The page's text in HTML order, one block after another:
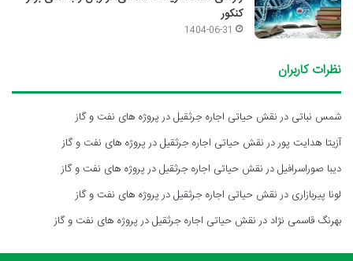
کنکور
1404-06-31
نظرات کاربران
شمس نباتی درنقش حیاتی اجاره جرثقیل در پروژه های نفت و گاز
آزیتا هدایت پوردرنقش حیاتی اجاره جرثقیل در پروژه های نفت و گاز
دیبا صوراسرافیلدرنقش حیاتی اجاره جرثقیل در پروژه های نفت و گاز
لونا پیربازاری درنقش حیاتی اجاره جرثقیل در پروژه های نفت و گاز
بهرنگ قاسمی نژاد درنقش حیاتی اجاره جرثقیل در پروژه های نفت و گاز